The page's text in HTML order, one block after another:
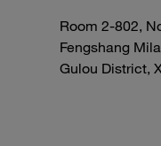
Room 2-802,
Fengshang
Gulou District,